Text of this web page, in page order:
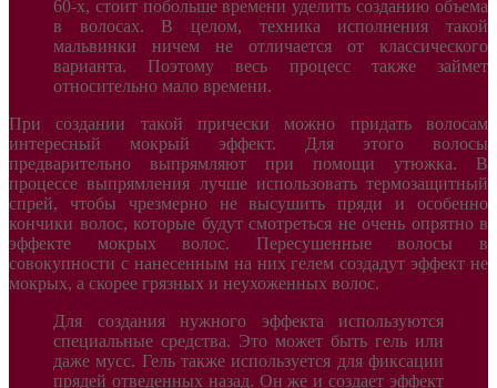
60-х, стоит побольше времени уделить созданию объема
в волосах. В целом, техника исполнения такой
мальвинки ничем не отличается от классического
варианта. Поэтому весь процесс также займет
относительно мало времени.
При создании такой прически можно придать волосам
интересный мокрый эффект. Для этого волосы
предварительно выпрямляют при помощи утюжка. В
процессе выпрямления лучше использовать термозащитный
спрей, чтобы чрезмерно не высушить пряди и особенно
кончики волос, которые будут смотреться не очень опрятно в
эффекте мокрых волос. Пересушенные волосы в
совокупности с нанесенным на них гелем создадут эффект не
мокрых, а скорее грязных и неухоженных волос.
Для создания нужного эффекта используются
специальные средства. Это может быть гель или
даже мусс. Гель также используется для фиксации
прядей отведенных назад. Он же и создает эффект